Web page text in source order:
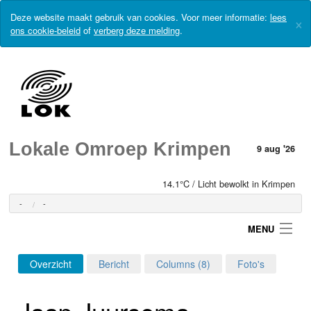
Deze website maakt gebruik van cookies. Voor meer informatie: lees
ons cookie-beleid of verberg deze melding. ×
Lokale Omroep Krimpen 9 aug '26
14.1°C / Licht bewolkt in Krimpen
- -
MENU
Login
Overzicht Bericht Columns (8) Foto's